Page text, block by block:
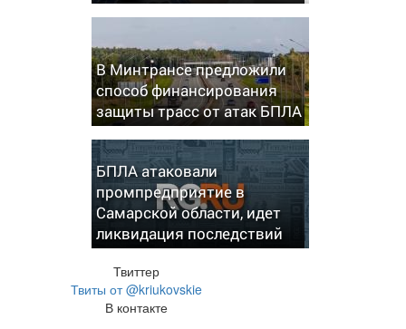
В Минтрансе предложили
способ финансирования
защиты трасс от атак БПЛА
БПЛА атаковали
промпредприятие в
Самарской области, идет
ликвидация последствий
Твиттер
Твиты от @kriukovskie
В контакте